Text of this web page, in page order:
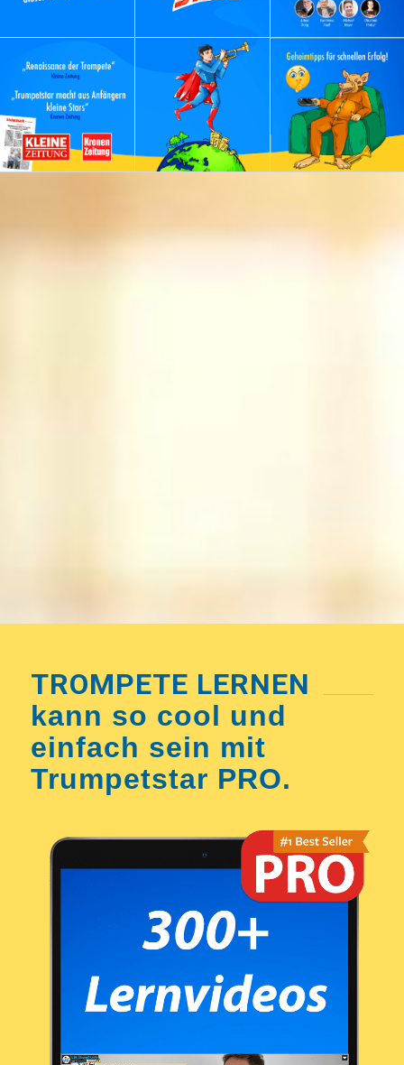
TROMPETE LERNEN
kann so cool und
einfach sein mit
Trumpetstar PRO.